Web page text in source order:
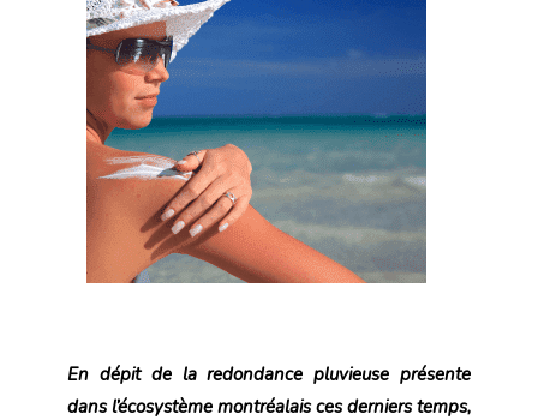
En dépit de la redondance pluvieuse présente
dans l’écosystème montréalais ces derniers temps,